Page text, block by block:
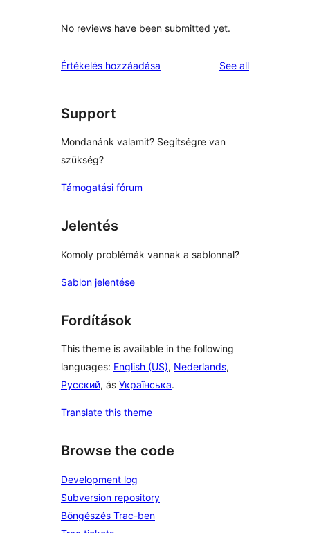
No reviews have been submitted yet.
Értékelés hozzáadása See allreviews
Support
Mondanánk valamit? Segítségre van
szükség?
Támogatási fórum
Jelentés
Komoly problémák vannak a sablonnal?
Sablon jelentése
Fordítások
This theme is available in the following
languages: English (US), Nederlands,
Русский, ás Українська.
Translate this theme
Browse the code
Development log
Subversion repository
Böngészés Trac-ben